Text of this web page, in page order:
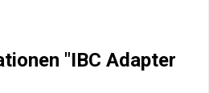
"IBC Adapter